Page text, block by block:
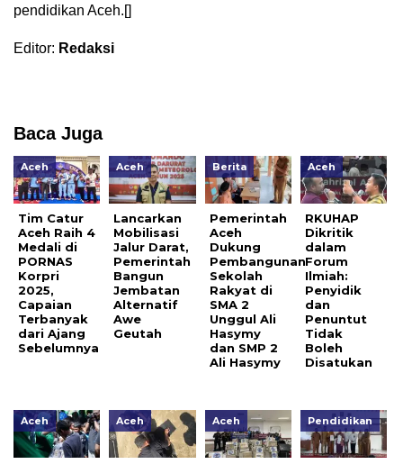
pendidikan Aceh.[]
Editor: Redaksi
Baca Juga
Aceh
Tim Catur
Aceh Raih 4
Medali di
PORNAS
Korpri
2025,
Capaian
Terbanyak
dari Ajang
Sebelumnya
Aceh
Lancarkan
Mobilisasi
Jalur Darat,
Pemerintah
Bangun
Jembatan
Alternatif
Awe
Geutah
Berita
Pemerintah
Aceh
Dukung
Pembangunan
Sekolah
Rakyat di
SMA 2
Unggul Ali
Hasymy
dan SMP 2
Ali Hasymy
Aceh
RKUHAP
Dikritik
dalam
Forum
Ilmiah:
Penyidik
dan
Penuntut
Tidak
Boleh
Disatukan
Aceh Aceh Aceh Pendidikan